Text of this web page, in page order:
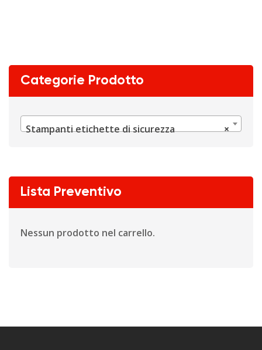
Categorie Prodotto
×
Stampanti etichette di sicurezza
Lista Preventivo
Nessun prodotto nel carrello.